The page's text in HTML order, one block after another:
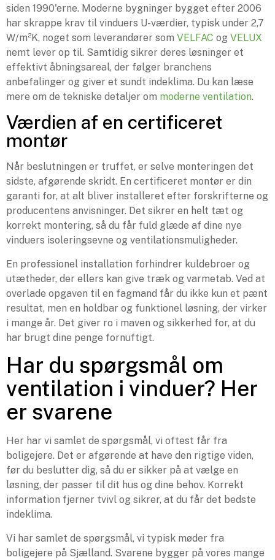
siden 1990'erne. Moderne bygninger bygget efter 2006
har skrappe krav til vinduers U-værdier, typisk under 2,7
W/m²K, noget som leverandører som VELFAC og VELUX
nemt lever op til. Samtidig sikrer deres løsninger et
effektivt åbningsareal, der følger branchens
anbefalinger og giver et sundt indeklima. Du kan læse
mere om de tekniske detaljer om moderne ventilation.
Værdien af en certificeret
montør
Når beslutningen er truffet, er selve monteringen det
sidste, afgørende skridt. En certificeret montør er din
garanti for, at alt bliver installeret efter forskrifterne og
producentens anvisninger. Det sikrer en helt tæt og
korrekt montering, så du får fuld glæde af dine nye
vinduers isoleringsevne og ventilationsmuligheder.
En professionel installation forhindrer kuldebroer og
utætheder, der ellers kan give træk og varmetab. Ved at
overlade opgaven til en fagmand får du ikke kun et pænt
resultat, men en holdbar og funktionel løsning, der virker
i mange år. Det giver ro i maven og sikkerhed for, at du
har brugt dine penge fornuftigt.
Har du spørgsmål om
ventilation i vinduer? Her
er svarene
Her har vi samlet de spørgsmål, vi oftest får fra
boligejere. Det er afgørende at have den rigtige viden,
før du beslutter dig, så du er sikker på at vælge en
løsning, der passer til dit hus og dine behov. Korrekt
information fjerner tvivl og sikrer, at du får det bedste
indeklima.
Vi har samlet de spørgsmål, vi typisk møder fra
boligejere på Sjælland. Svarene bygger på vores mange